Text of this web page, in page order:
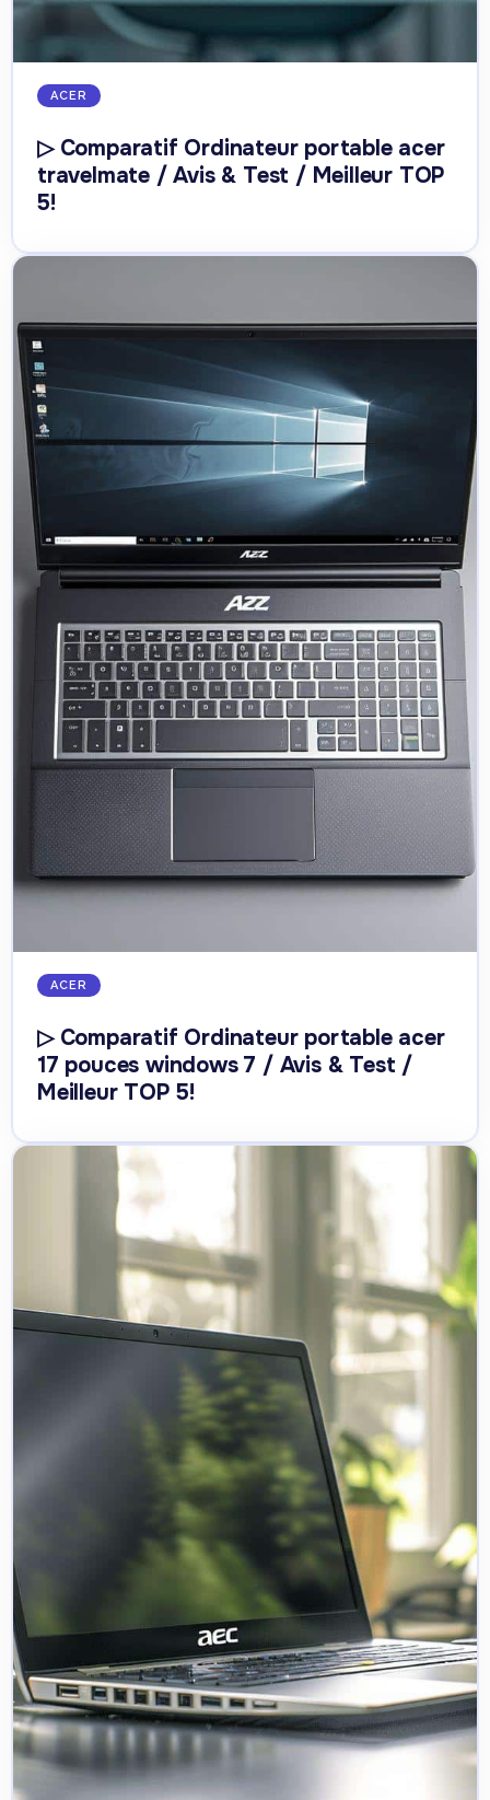
ACER
▷ Comparatif Ordinateur portable acer
travelmate / Avis & Test / Meilleur TOP
5!
ACER
▷ Comparatif Ordinateur portable acer
17 pouces windows 7 / Avis & Test /
Meilleur TOP 5!